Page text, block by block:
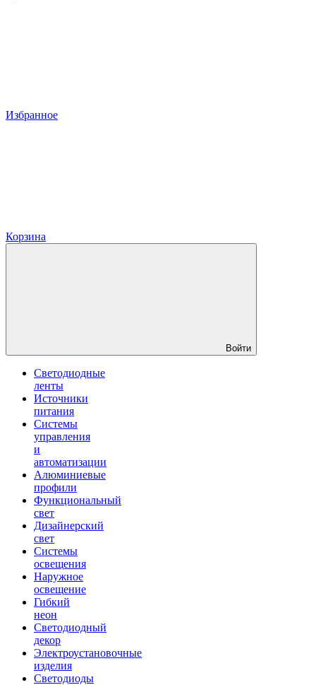
Избранное
Корзина
Войти
Светодиодные
ленты
Источники
питания
Системы
управления
и
автоматизации
Алюминиевые
профили
Функциональный
свет
Дизайнерский
свет
Системы
освещения
Наружное
освещение
Гибкий
неон
Светодиодный
декор
Электроустановочные
изделия
Светодиоды